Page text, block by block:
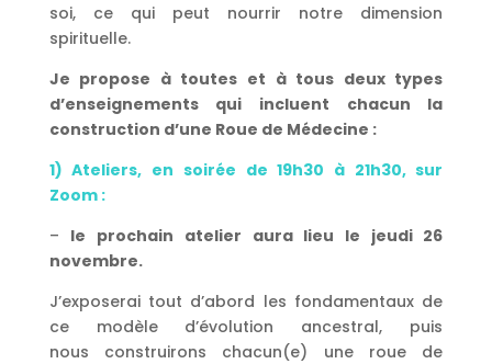
soi, ce qui peut nourrir notre dimension
spirituelle.
Je propose à toutes et à tous deux types
d’enseignements qui incluent chacun la
construction d’une Roue de Médecine :
1) Ateliers, en soirée de 19h30 à 21h30, sur
Zoom :
– le prochain atelier aura lieu le jeudi 26
novembre.
J’exposerai tout d’abord les fondamentaux de
ce modèle d’évolution ancestral, puis
nous construirons chacun(e) une roue de